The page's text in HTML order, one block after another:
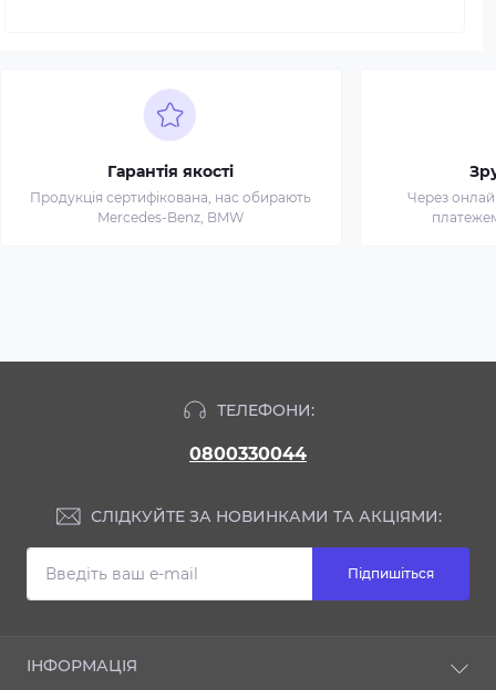
Гарантія якості
Продукція сертифікована, нас обирають
Mercedes-Benz, BMW
Через
ТЕЛЕФОНИ:
0800330044
СЛІДКУЙТЕ ЗА НОВИНКАМИ ТА АКЦІЯМИ:
Підпишіться
ІНФОРМАЦІЯ